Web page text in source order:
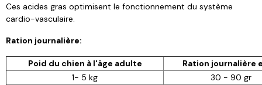
Ces acides gras optimisent le fonctionnement du système
cardio-vasculaire.
Ration journalière:
Poid du chien à l'äge adulte
Ration journalière
1- 5 kg
30 - 90 gr